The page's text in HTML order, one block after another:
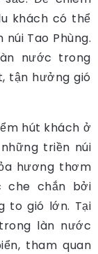
khách có thể
Tao Phùng.
nước trong
tận hưởng gió
hút khách ở
triền núi
hương thơm
che chắn bởi
to gió lớn. Tại
làn nước
tham quan